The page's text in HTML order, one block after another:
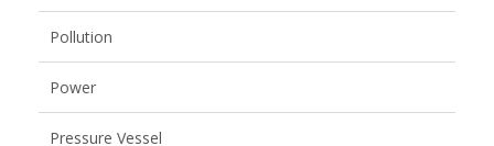
Pollution
Power
Pressure Vessel